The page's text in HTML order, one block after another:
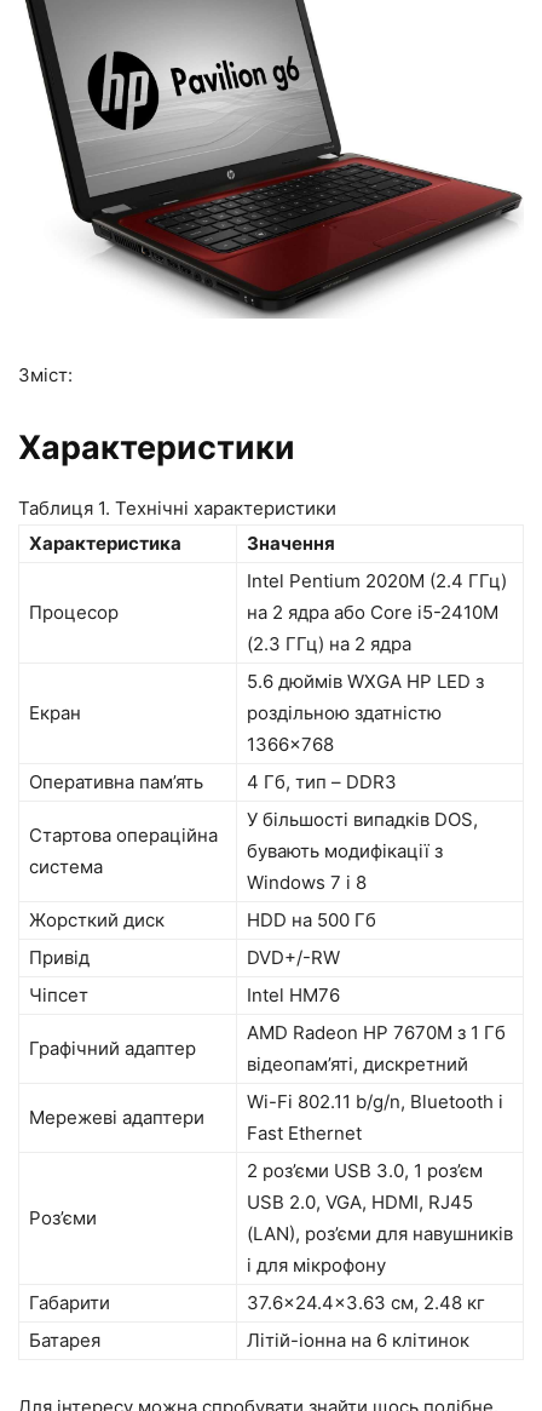
Зміст:
Характеристики
Таблиця 1. Технічні характеристики
Характеристика
Значення
Процесор
Intel Pentium 2020M (2.4 ГГц)
на 2 ядра або Core i5-2410M
(2.3 ГГц) на 2 ядра
Екран
5.6 дюймів WXGA HP LED з
роздільною здатністю
1366×768
Оперативна пам’ять
4 Гб, тип – DDR3
Стартова операційна
система
У більшості випадків DOS,
бувають модифікації з
Windows 7 і 8
Жорсткий диск
HDD на 500 Гб
Привід
DVD+/-RW
Чіпсет
Intel HM76
Графічний адаптер
AMD Radeon HP 7670M з 1 Гб
відеопам’яті, дискретний
Мережеві адаптери
Wi-Fi 802.11 b/g/n, Bluetooth і
Fast Ethernet
Роз’єми
2 роз’єми USB 3.0, 1 роз’єм
USB 2.0, VGA, HDMI, RJ45
(LAN), роз’єми для навушників
і для мікрофону
Габарити
37.6×24.4×3.63 см, 2.48 кг
Батарея
Літій-іонна на 6 клітинок